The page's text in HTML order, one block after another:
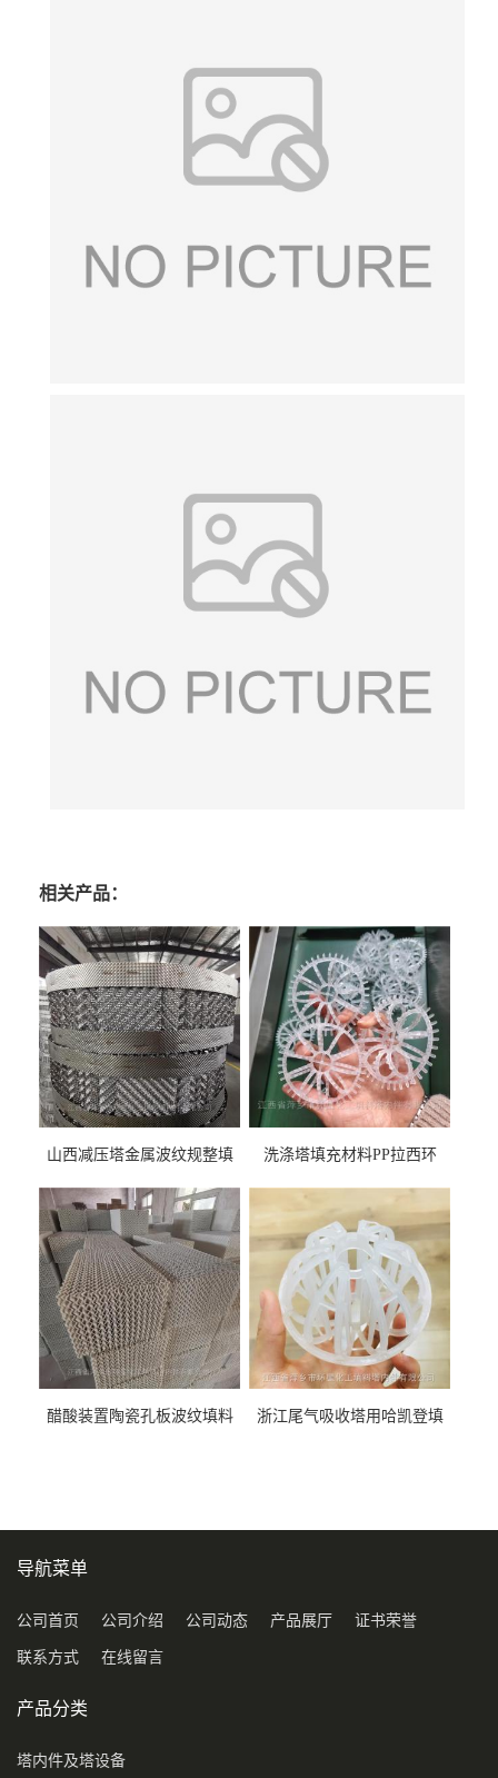
相关产品：
山西减压塔金属波纹规整填
料
洗涤塔填充材料PP拉西环
醋酸装置陶瓷孔板波纹填料
浙江尾气吸收塔用哈凯登填
导航菜单
公司首页 公司介绍 公司动态 产品展厅 证书荣誉
联系方式 在线留言
产品分类
塔内件及塔设备